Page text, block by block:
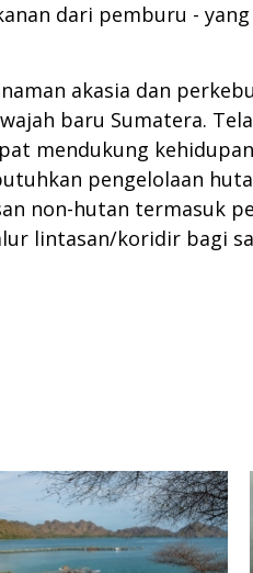
dari pemburu -
akasia dan
baru Sumatera.
mendukung
pengelolaan
non-hutan termasuk
lintasan/koridir bagi